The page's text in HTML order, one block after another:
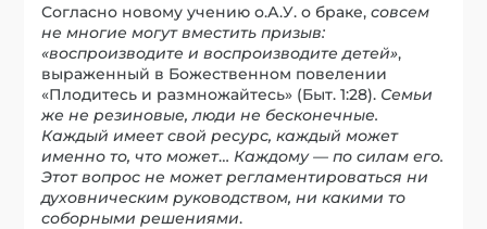
Согласно новому учению о.А.У. о браке,совсем
не многие могут вместить призыв:
«воспроизводите и воспроизводите детей»,
выраженный в Божественном повелении
«Плодитесь и размножайтесь» (Быт. 1:28). Семьи
же не резиновые, люди не бесконечные.
Каждый имеет свой ресурс, каждый может
именно то, что может… Каждому — по силам его.
Этот вопрос не может регламентироваться ни
духовническим руководством, ни какими то
соборными решениями.